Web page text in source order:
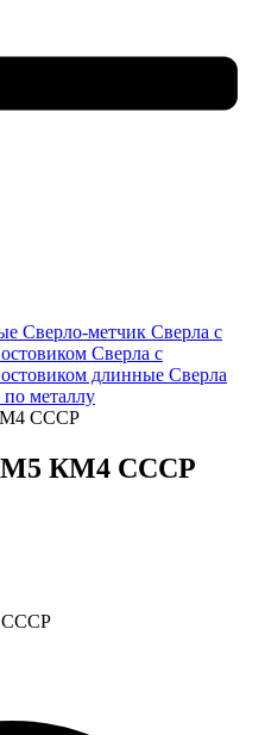
Сверло-метчик Сверла с
Сверла с
длинные Сверла
металлу
СССР
КМ4 СССР